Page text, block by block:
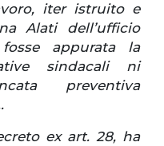
iter istruito e
Alati dell’ufficio
appurata la
sindacali ni
preventiva
ex art. 28, ha